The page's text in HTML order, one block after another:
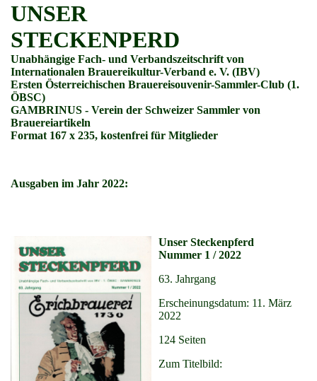
UNSER
STECKENPERD
Unabhängige Fach- und Verbandszeitschrift von
Internationalen Brauereikultur-Verband e. V. (IBV)
Ersten Österreichischen Brauereisouvenir-Sammler-Club (1.
ÖBSC)
GAMBRINUS - Verein der Schweizer Sammler von
Brauereiartikeln
Format 167 x 235, kostenfrei für Mitglieder
Ausgaben im Jahr 2022:
Unser Steckenpferd
Nummer 1 / 2022
63. Jahrgang
Erscheinungsdatum: 11. März
2022
124 Seiten
Zum Titelbild: